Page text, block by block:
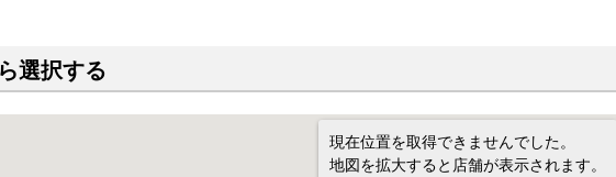
選択する
現在位置を取得できませんでした。
地図を拡大すると店舗が表示されます。